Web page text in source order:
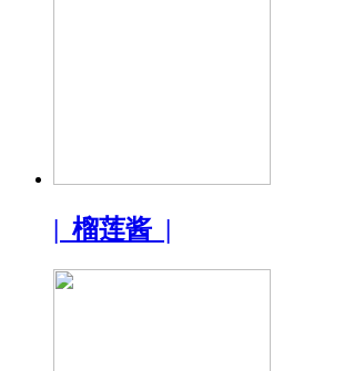
| 榴莲酱 |